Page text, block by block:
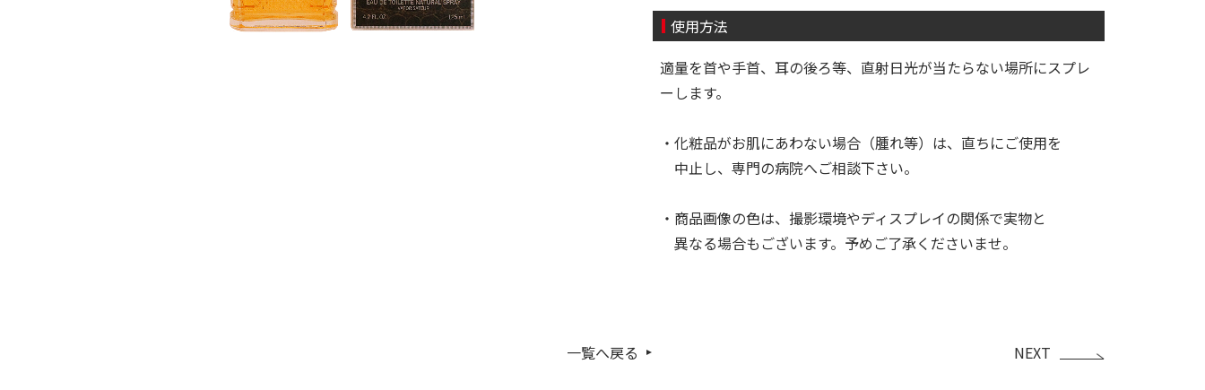
使用方法
適量を首や手首、耳の後ろ等、直射日光が当たらない場所にスプレ
ーします。
・化粧品がお肌にあわない場合（腫れ等）は、直ちにご使用を
中止し、専門の病院へご相談下さい。
・商品画像の色は、撮影環境やディスプレイの関係で実物と
異なる場合もございます。予めご了承くださいませ。
一覧へ戻る NEXT